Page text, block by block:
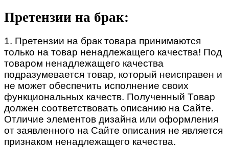
Претензии на брак:
1. Претензии на брак товара принимаются
только на товар ненадлежащего качества! Под
товаром ненадлежащего качества
подразумевается товар, который неисправен и
не может обеспечить исполнение своих
функциональных качеств. Полученный Товар
должен соответствовать описанию на Сайте.
Отличие элементов дизайна или оформления
от заявленного на Сайте описания не является
признаком ненадлежащего качества.